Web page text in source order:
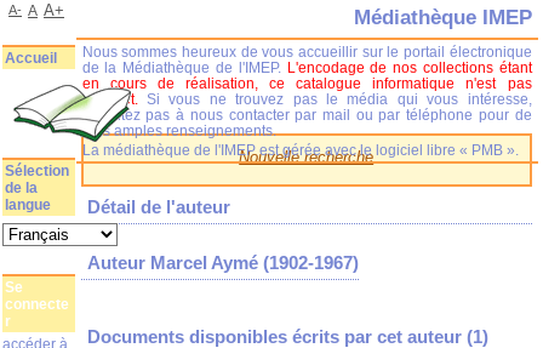
Nouvelle recherche
Détail de l'auteur
Auteur Marcel Aymé (1902-1967)
Documents disponibles écrits par cet auteur (1)
Médiathèque IMEP
Nous sommes heureux de vous accueillir sur le portail électronique
de la Médiathèque de l'IMEP. L'encodage de nos collections étant
en cours de réalisation, ce catalogue informatique n'est pas
complet.
Si vous ne trouvez pas le média qui vous intéresse,
n'hésitez pas à nous contacter par mail ou par téléphone pour de
plus amples renseignements.
La médiathèque de l'IMEP est gérée avec le logiciel libre « PMB ».
A- A A+
Accueil
Sélection
de la
langue
Se
connecte
r
accéder à